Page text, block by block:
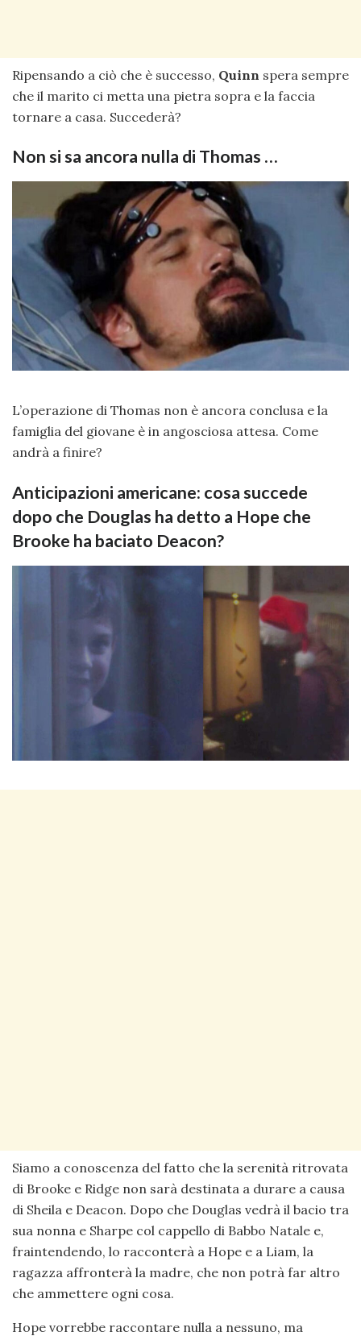
Ripensando a ciò che è successo, Quinn spera sempre
che il marito ci metta una pietra sopra e la faccia
tornare a casa. Succederà?
Non si sa ancora nulla di Thomas …
L’operazione di Thomas non è ancora conclusa e la
famiglia del giovane è in angosciosa attesa. Come
andrà a finire?
Anticipazioni americane: cosa succede
dopo che Douglas ha detto a Hope che
Brooke ha baciato Deacon?
Siamo a conoscenza del fatto che la serenità ritrovata
di Brooke e Ridge non sarà destinata a durare a causa
di Sheila e Deacon. Dopo che Douglas vedrà il bacio tra
sua nonna e Sharpe col cappello di Babbo Natale e,
fraintendendo, lo racconterà a Hope e a Liam, la
ragazza affronterà la madre, che non potrà far altro
che ammettere ogni cosa.
Hope vorrebbe raccontare nulla a nessuno, ma